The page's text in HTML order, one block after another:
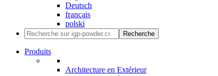
Deutsch
français
polski
Recherche
Produits
Architecture en Extérieur